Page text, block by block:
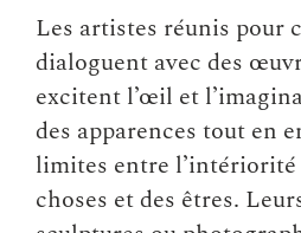
Les artistes réunis pour
dialoguent avec des
excitent l’œil et
des apparences tout en
limites entre l’intériorité
choses et des êtres.